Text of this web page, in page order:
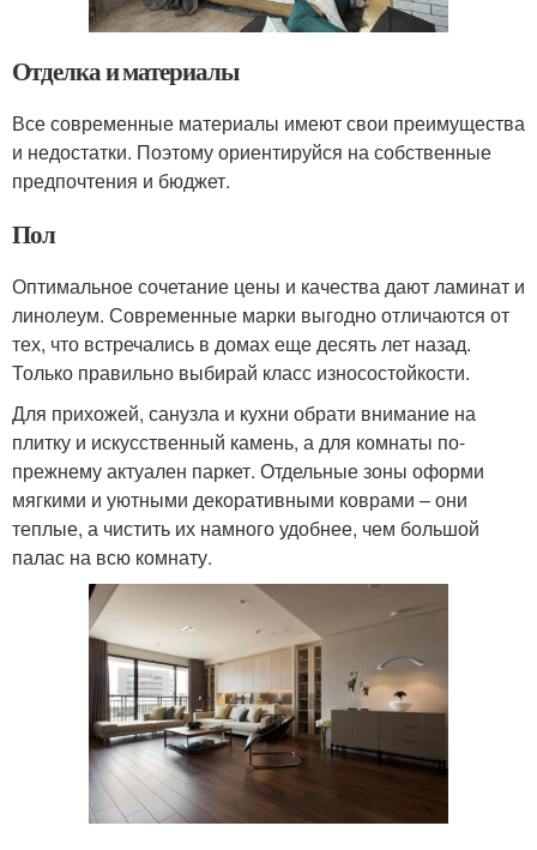
Отделка и материалы
Все современные материалы имеют свои преимущества
и недостатки. Поэтому ориентируйся на собственные
предпочтения и бюджет.
Пол
Оптимальное сочетание цены и качества дают ламинат и
линолеум. Современные марки выгодно отличаются от
тех, что встречались в домах еще десять лет назад.
Только правильно выбирай класс износостойкости.
Для прихожей, санузла и кухни обрати внимание на
плитку и искусственный камень, а для комнаты по-
прежнему актуален паркет. Отдельные зоны оформи
мягкими и уютными декоративными коврами – они
теплые, а чистить их намного удобнее, чем большой
палас на всю комнату.